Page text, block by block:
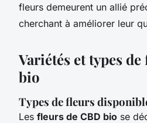
fleurs demeurent un allié
cherchant à améliorer leur
Variétés et types
bio
Types de fleurs
Les fleurs de CBD bio se